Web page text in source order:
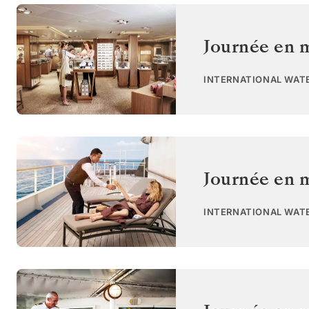
Journée en
INTERNATIONAL
Journée en
INTERNATIONAL